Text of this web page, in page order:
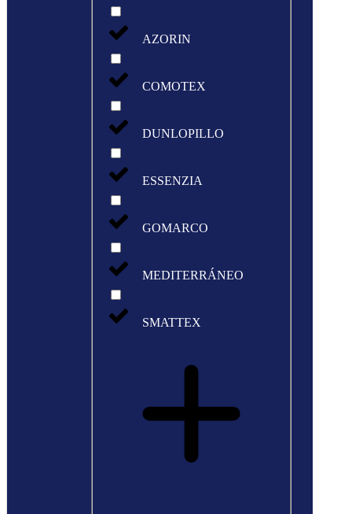
AZORIN
COMOTEX
DUNLOPILLO
ESSENZIA
GOMARCO
MEDITERRÁNEO
SMATTEX